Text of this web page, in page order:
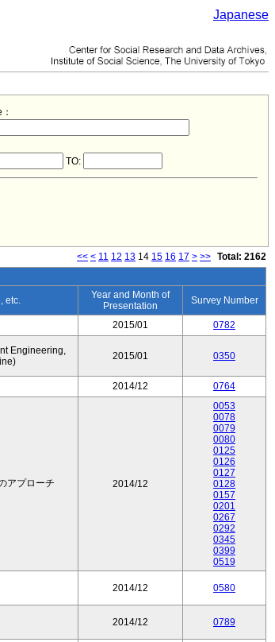
Japanese
TO:
<< < 11 12 13 14 15 16 17 > >> Total: 2162
etc.
Year and Month of
Presentation
Survey Number
2015/01 0782
Engineering,
2015/01 0350
2014/12 0764
アプローチ 2014/12
0053
0078
0079
0080
0125
0126
0127
0128
0157
0201
0267
0292
0345
0399
0519
2014/12 0580
2014/12 0789